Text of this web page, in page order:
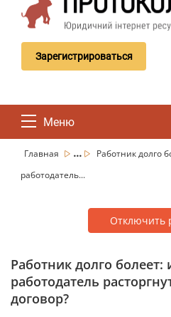
Зарегистрироваться
Меню
Главная ...
Работник долго
работодатель...
Отключить
Работник долго болеет:
работодатель
договор?